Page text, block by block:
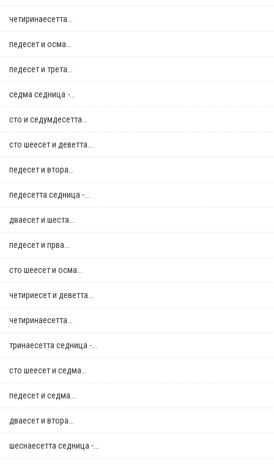
четиринаесетта...
педесет и осма...
педесет и трета...
седма седница -...
сто и седумдесетта...
сто шеесет и деветта...
педесет и втора...
педесетта седница -...
дваесет и шеста...
педесет и прва...
сто шеесет и осма...
четириесет и деветта...
четиринаесетта...
тринаесетта седница -...
сто шеесет и седма...
педесет и седма...
дваесет и втора...
шеснаесетта седница -...